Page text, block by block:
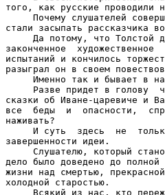
того, как русские проводили
Почему слушателей
стали засыпать рассказчика
Да потому, что Толстой
законченное
испытаний и кончилось
разыграл он в своем
Именно так и бывает в
Разве придет в голову
сказки об Иване-царевиче и
все  беды  и  опасности,
наживать?
И суть  здесь  не
завершенности идеи.
Слушателю, который
дело было доведено до
жизни над смертью,
холодной старостью.
Всякий из нас, кто